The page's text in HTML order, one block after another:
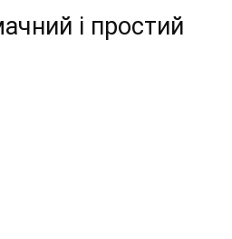
і простий